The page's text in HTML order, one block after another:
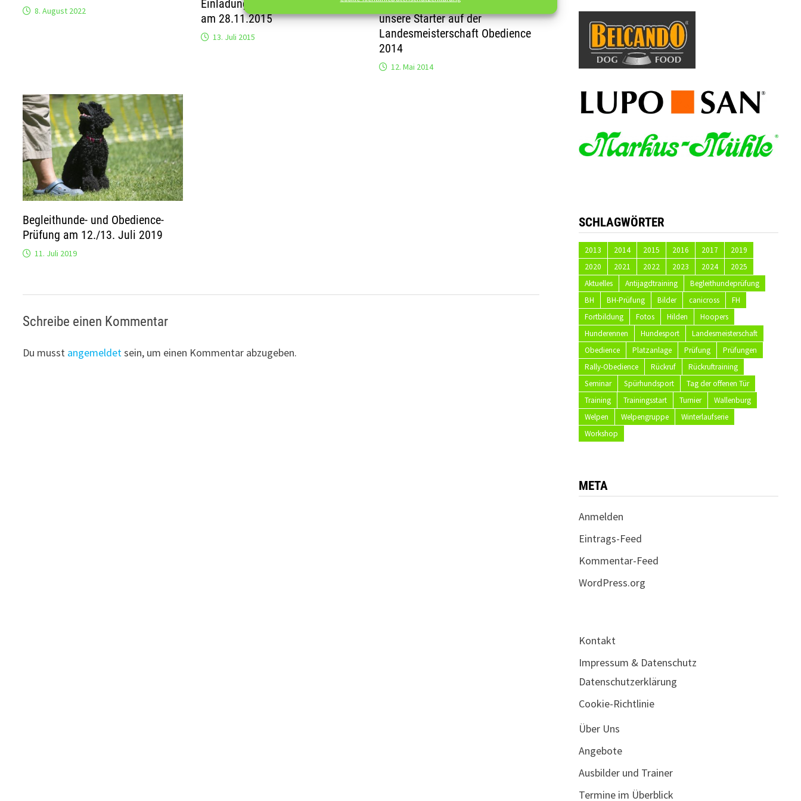
8. August 2022
Einladung zur Obedience-Prüfung
am 28.11.2015
13. Juli 2015
Erfolgreiches Wochenende für
unsere Starter auf der
Landesmeisterschaft Obedience
2014
12. Mai 2014
Begleithunde- und Obedience-
Prüfung am 12./13. Juli 2019
11. Juli 2019
Schreibe einen Kommentar
Du musst angemeldetsein, um einen Kommentar abzugeben.
SCHLAGWÖRTER
2013 2014 2015 2016 2017
2019
2020
2021 2022 2023 2024
2025
Aktuelles
Antijagdtraining
Begleithundeprüfung
BH
BH-Prüfung Bilder canicross
FH
Fortbildung
Fotos Hilden
Hoopers
Hunderennen
Hundesport
Landesmeisterschaft
Obedience
Platzanlage Prüfung
Prüfungen
Rally-Obedience
Rückruf
Rückruftraining
Seminar
Spürhundsport
Tag der offenen Tür
Training
Trainingsstart Turnier
Wallenburg
Welpen
Welpengruppe
Winterlaufserie
Workshop
META
Anmelden
Eintrags-Feed
Kommentar-Feed
WordPress.org
Kontakt
Impressum & Datenschutz
Datenschutzerklärung
Cookie-Richtlinie
Über Uns
Angebote
Ausbilder und Trainer
Termine im Überblick